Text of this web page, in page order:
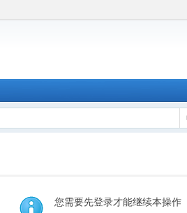
您需要先登录才能继续本操作